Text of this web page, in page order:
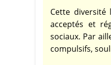
Cette diversité
acceptés et
sociaux. Par
compulsifs,